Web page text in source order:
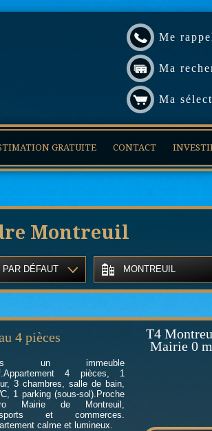
Me
Ma
Ma
GRATUITE CONTACT
Montreuil
PAR DÉFAUT MONTREUIL
4 pièces
un immeuble
4 pièces, 1
3 chambres, salle de bain,
1 parking (sous-sol).Proche
Mairie de Montreuil,
et commerces.
calme et lumineux.
T4
Mairie 0